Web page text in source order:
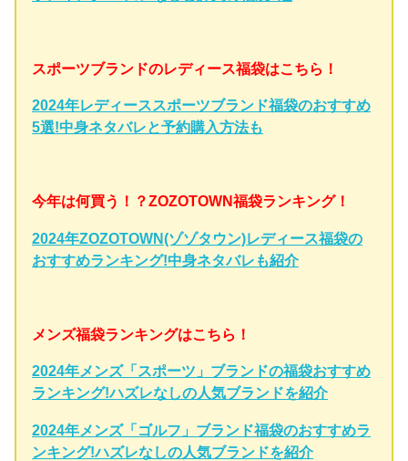
スポーツブランドのレディース福袋はこちら！
2024年レディーススポーツブランド福袋のおすすめ
5選!中身ネタバレと予約購入方法も
今年は何買う！？ZOZOTOWN福袋ランキング！
2024年ZOZOTOWN(ゾゾタウン)レディース福袋の
おすすめランキング!中身ネタバレも紹介
メンズ福袋ランキングはこちら！
2024年メンズ「スポーツ」ブランドの福袋おすすめ
ランキング!ハズレなしの人気ブランドを紹介
2024年メンズ「ゴルフ」ブランド福袋のおすすめラ
ンキング!ハズレなしの人気ブランドを紹介